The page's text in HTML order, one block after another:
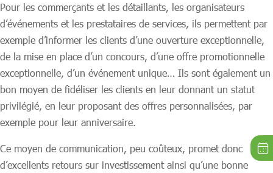
Pour les commerçants et les détaillants, les organisateurs
d’événements et les prestataires de services, ils permettent par
exemple d’informer les clients d’une ouverture exceptionnelle,
de la mise en place d’un concours, d’une offre promotionnelle
exceptionnelle, d’un événement unique… Ils sont également un
bon moyen de fidéliser les clients en leur donnant un statut
privilégié, en leur proposant des offres personnalisées, par
exemple pour leur anniversaire.
Ce moyen de communication, peu coûteux, promet donc
d’excellents retours sur investissement ainsi qu’une bonne